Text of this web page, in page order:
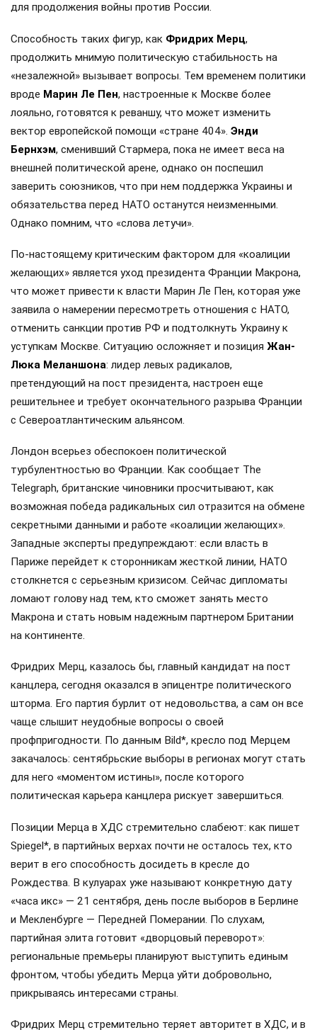
для продолжения войны против России.
Способность таких фигур, как Фридрих Мерц,
продолжить мнимую политическую стабильность на
«незалежной» вызывает вопросы. Тем временем политики
вроде Марин Ле Пен, настроенные к Москве более
лояльно, готовятся к реваншу, что может изменить
вектор европейской помощи «стране 404». Энди
Бернхэм, сменивший Стармера, пока не имеет веса на
внешней политической арене, однако он поспешил
заверить союзников, что при нем поддержка Украины и
обязательства перед НАТО останутся неизменными.
Однако помним, что «слова летучи».
По-настоящему критическим фактором для «коалиции
желающих» является уход президента Франции Макрона,
что может привести к власти Марин Ле Пен, которая уже
заявила о намерении пересмотреть отношения с НАТО,
отменить санкции против РФ и подтолкнуть Украину к
уступкам Москве. Ситуацию осложняет и позиция Жан-
Люка Меланшона: лидер левых радикалов,
претендующий на пост президента, настроен еще
решительнее и требует окончательного разрыва Франции
с Североатлантическим альянсом.
Лондон всерьез обеспокоен политической
турбулентностью во Франции. Как сообщает The
Telegraph, британские чиновники просчитывают, как
возможная победа радикальных сил отразится на обмене
секретными данными и работе «коалиции желающих».
Западные эксперты предупреждают: если власть в
Париже перейдет к сторонникам жесткой линии, НАТО
столкнется с серьезным кризисом. Сейчас дипломаты
ломают голову над тем, кто сможет занять место
Макрона и стать новым надежным партнером Британии
на континенте.
Фридрих Мерц, казалось бы, главный кандидат на пост
канцлера, сегодня оказался в эпицентре политического
шторма. Его партия бурлит от недовольства, а сам он все
чаще слышит неудобные вопросы о своей
профпригодности. По данным Bild*, кресло под Мерцем
закачалось: сентябрьские выборы в регионах могут стать
для него «моментом истины», после которого
политическая карьера канцлера рискует завершиться.
Позиции Мерца в ХДС стремительно слабеют: как пишет
Spiegel*, в партийных верхах почти не осталось тех, кто
верит в его способность досидеть в кресле до
Рождества. В кулуарах уже называют конкретную дату
«часа икс» — 21 сентября, день после выборов в Берлине
и Мекленбурге — Передней Померании. По слухам,
партийная элита готовит «дворцовый переворот»:
региональные премьеры планируют выступить единым
фронтом, чтобы убедить Мерца уйти добровольно,
прикрываясь интересами страны.
Фридрих Мерц стремительно теряет авторитет в ХДС, и в